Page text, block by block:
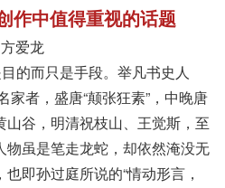
作中值得重视的话题
方爱龙
的而只是手段。举凡书史人
家者，盛唐“颠张狂素”，中晚唐
谷，明清祝枝山、王觉斯，至
虽是笔走龙蛇，却依然淹没无
即孙过庭所说的“情动形言，